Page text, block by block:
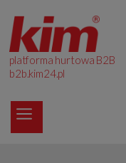
platforma hurtowa B2B
b2b.kim24.pl